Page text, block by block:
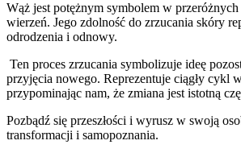
Wąż jest potężnym symbolem w
wierzeń. Jego zdolność do zrzucania skóry
odrodzenia i odnowy.
Ten proces zrzucania symbolizuje ideę
przyjęcia nowego. Reprezentuje ciągły cykl
przypominając nam, że zmiana jest istotną
Pozbądź się przeszłości i wyrusz w swoją
transformacji i samopoznania.